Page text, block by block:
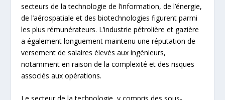
secteurs de la technologie de l’information, de l’énergie,
de l’aérospatiale et des biotechnologies figurent parmi
les plus rémunérateurs. L’industrie pétrolière et gazière
a également longuement maintenu une réputation de
versement de salaires élevés aux ingénieurs,
notamment en raison de la complexité et des risques
associés aux opérations.